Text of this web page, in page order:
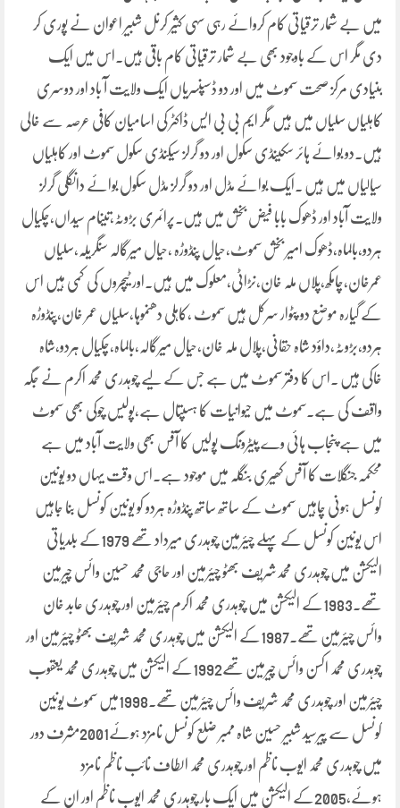
میں بے شمار ترقیاتی کام کروائے رہی سہی کثیر کرنل شبیر اعوان نے پوری کر
دی مگر اس کے باوجود بھی بے شمار ترقیاتی کام باقی ہیں۔اس میں ایک
بنیادی مرکز صحت سموٹ میں اور دو ڈسپنسریاں ایک ولایت آ باد اور دوسری
کاہلیاں سلیاں میں ہیں مگر ایم بی بی ایس ڈاکٹر کی اسامیان کافی عرصہ سے خالی
ہیں۔دو بوائے ہائر سکینڈی سکول اور دو گرلز سیکنڈی سکول سموٹ اور کاہلیاں
سیالیاں میں ہیں ۔ایک بوائے مڈل اور دو گرلز مڈل سکول بوائے دانگلی گرلز
ولایت آباد اور ڈھوک بابا فیض بخش میں ہیں۔پرائمری بڑوٹہ،تینام سیداں،چکیال
ہردو،بالماہ،ڈھوک امیر بخش سموٹ،حیال پنڈوڑہ ،حیال میرگالہ سنگریلہ،سلیاں
عمرخان،چامکھ،پلاں ملہ خان،نڑاٹی،معلوک میں ہیں۔اور ٹیچروں کی کمی ہیں اس
کے گیارہ موضع دو پٹوار سرکل ہیں سموٹ ،کاہلی دھنموہا،سلیاں عمر خان،پنڈوڑہ
ہردو،بڑوٹہ،داؤد شاہ حقانی،پلال ملہ خان،حیال میرگالہ،بالماہ،چکیال ہردو،شاہ
خاکی ہیں ۔اس کا دفتر سموٹ میں ہے جس کے لیے چوہدری محمد اکرم نے جگہ
واقف کی ہے۔سموٹ میں حیوانیات کا ہسپتال ہے،پولیس چوکی بھی سموٹ
میں ہے پنجاب ہائی وے پیٹرونگ پولیں کا آفس بھی ولایت آباد میں ہے
محکمہ جنگلات کا آفس کھیری بنگلہ میں موجود ہے۔اس وقت یہاں دو یونین
کونسل ہونی چاہیں سموٹ کے ساتھ ساتھ پنڈوڑہ ہردو کو یونین کونسل بنا جاہیں
اس یونین کونسل کے پہلے چیئرمین چوہدری میرداد تھے 1979کے بلدیاتی
الیکشن میں چوہدری محمدشریف بھٹو چیئرمین اور حاجی محمد حسین وائس چیرمین
تھے۔1983کے الیکشن میں چوہدری محمد اکرم چیئرمین اور چوہدری عابد خان
وائس چیئرمین تھے۔1987کے الیکشن میں چوہدری محمد شریف بھٹو چیئرمین اور
چوہدری محمد اکسن وائس چیرمین تھے1992کے الیکشن میں چوہدری محمد یعقوب
چیئرمین اور چوہدری محمد شریف وائس چیئرمین تھے۔1998میں سموٹ یونین
کونسل سے پیرسید شبیر حسین شاہ ممبر ضلع کونسل نامزد ہوئے2001مشرف دور
میں چوہدری محمد ایوب ناظم اور چوہدری محمد الطاف نائب ناظم نامزد
ہوئے،2005کے الیکشن میں ایک بار چوہدری محمد ایوب ناظم اور ان کے